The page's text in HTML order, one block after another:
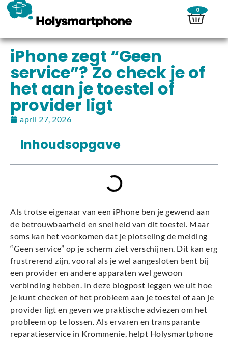
0
iPhone zegt “Geen
service”? Zo check je of
het aan je toestel of
provider ligt
april 27, 2026
Inhoudsopgave
Als trotse eigenaar van een iPhone ben je gewend aan
de betrouwbaarheid en snelheid van dit toestel. Maar
soms kan het voorkomen dat je plotseling de melding
“Geen service” op je scherm ziet verschijnen. Dit kan erg
frustrerend zijn, vooral als je wel aangesloten bent bij
een provider en andere apparaten wel gewoon
verbinding hebben. In deze blogpost leggen we uit hoe
je kunt checken of het probleem aan je toestel of aan je
provider ligt en geven we praktische adviezen om het
probleem op te lossen. Als ervaren en transparante
reparatieservice in Krommenie, helpt Holysmartphone